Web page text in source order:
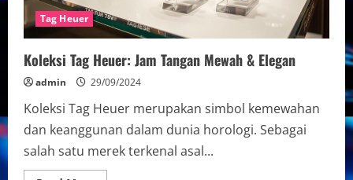
Tag Heuer
Koleksi Tag Heuer: Jam Tangan Mewah & Elegan
admin 29/09/2024
Koleksi Tag Heuer merupakan simbol kemewahan
dan keanggunan dalam dunia horologi. Sebagai
salah satu merek terkenal asal...